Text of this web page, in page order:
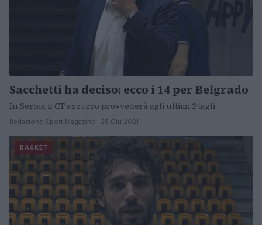
Sacchetti ha deciso: ecco i 14 per Belgrado
In Serbia il CT azzurro provvederà agli ultimi 2 tagli.
Redazione Sport Magazine · 25 Giu 2021
BASKET